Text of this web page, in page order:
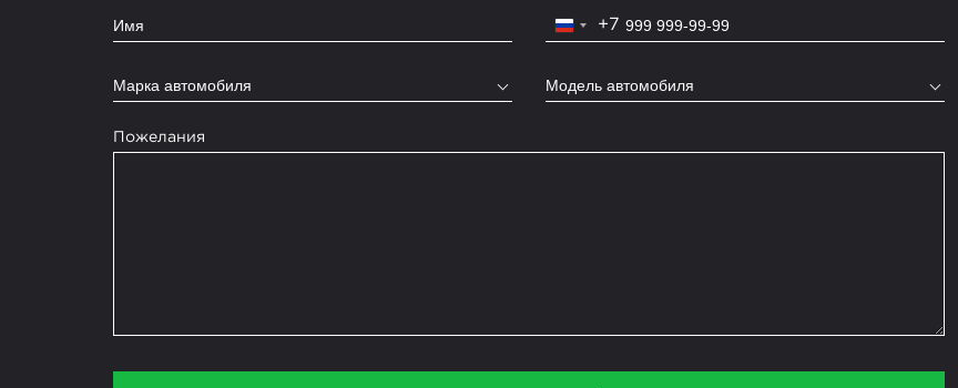
Russia
+7
Марка автомобиля Модель автомобиля
Пожелания